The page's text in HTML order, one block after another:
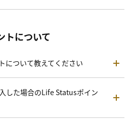
について
について教えてください
した場合のLife Statusポイン